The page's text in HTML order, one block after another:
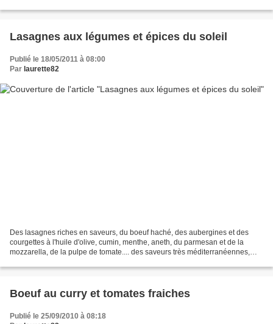
Lasagnes aux légumes et épices du soleil
Publié le 18/05/2011 à 08:00
Par laurette82
Des lasagnes riches en saveurs, du boeuf haché, des aubergines et des
courgettes à l'huile d'olive, cumin, menthe, aneth, du parmesan et de la
mozzarella, de la pulpe de tomate.... des saveurs très méditerranéennes,
Boeuf au curry et tomates fraiches
Publié le 25/09/2010 à 08:18